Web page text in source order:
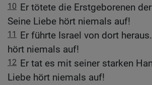
10 Er tötete die Erstgeborenen
Seine Liebe hört niemals auf!
11
Er führte Israel von dort
hört niemals auf!
12 Er tat es mit seiner starken
Liebe hört niemals auf!